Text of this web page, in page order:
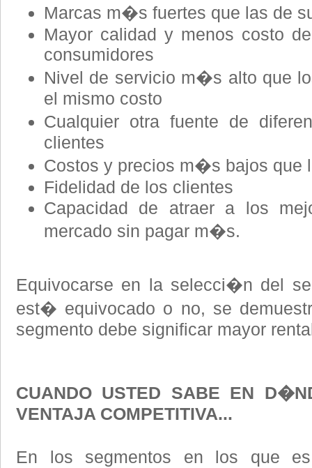
Marcas m�s fuertes que las de
Mayor calidad y menos costo
consumidores
Nivel de servicio m�s alto que
el mismo costo
Cualquier otra fuente de
clientes
Costos y precios m�s bajos que
Fidelidad de los clientes
Capacidad de atraer a los
mercado sin pagar m�s.
Equivocarse en la selecci�n del
est� equivocado o no, se
segmento debe significar mayor
CUANDO USTED SABE EN
VENTAJA COMPETITIVA...
En los segmentos en los que